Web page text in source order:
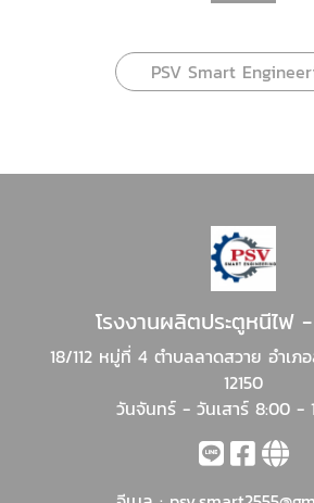
PSV Smart
โรงงานผลิตประตูหนีไฟ
18/112 หมู่ที่ 4 ตำบลลาดสวาย อำเภ
12150
วันจันทร์ - วันเสาร์ 8:00 -